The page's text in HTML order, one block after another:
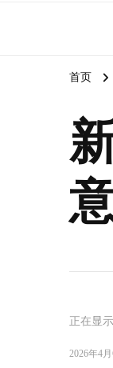
首页
正在显
2026年4月